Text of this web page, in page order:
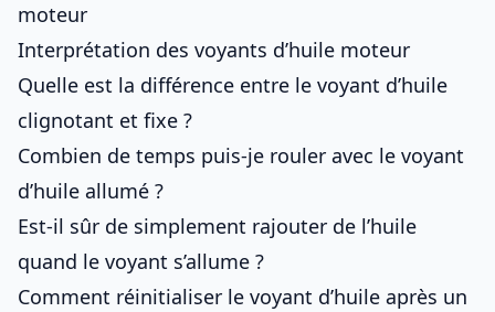
moteur
Interprétation des voyants d’huile moteur
Quelle est la différence entre le voyant d’huile
clignotant et fixe ?
Combien de temps puis-je rouler avec le voyant
d’huile allumé ?
Est-il sûr de simplement rajouter de l’huile
quand le voyant s’allume ?
Comment réinitialiser le voyant d’huile après un